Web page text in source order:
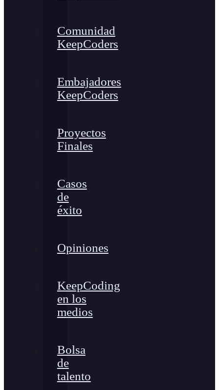
Comunidad
KeepCoders
Embajadores
KeepCoders
Proyectos
Finales
Casos
de
éxito
Opiniones
KeepCoding
en los
medios
Bolsa
de
talento